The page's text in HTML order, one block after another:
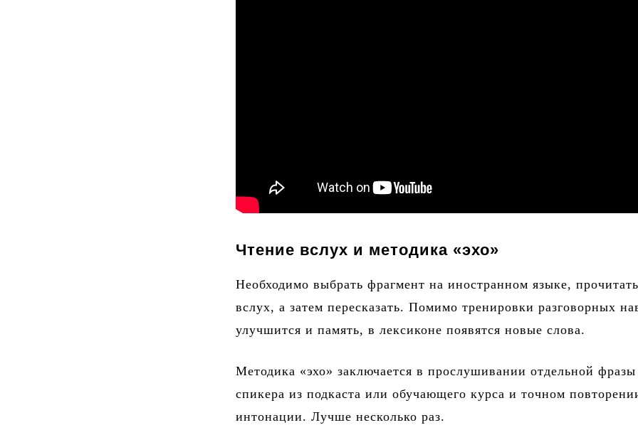
Чтение вслух и методика «эхо»
Необходимо выбрать фрагмент на иностранном языке,
вслух, а затем пересказать. Помимо тренировки разговорных
улучшится и память, в лексиконе появятся новые слова.
Методика «эхо» заключается в прослушивании отдельной фразы
спикера из подкаста или обучающего курса и точном
интонации. Лучше несколько раз.